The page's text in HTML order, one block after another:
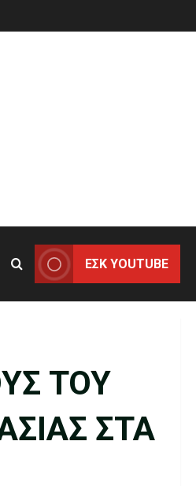
ΕΣΚ YOUTUBE
ΤΟΥ
ΣΤΑ